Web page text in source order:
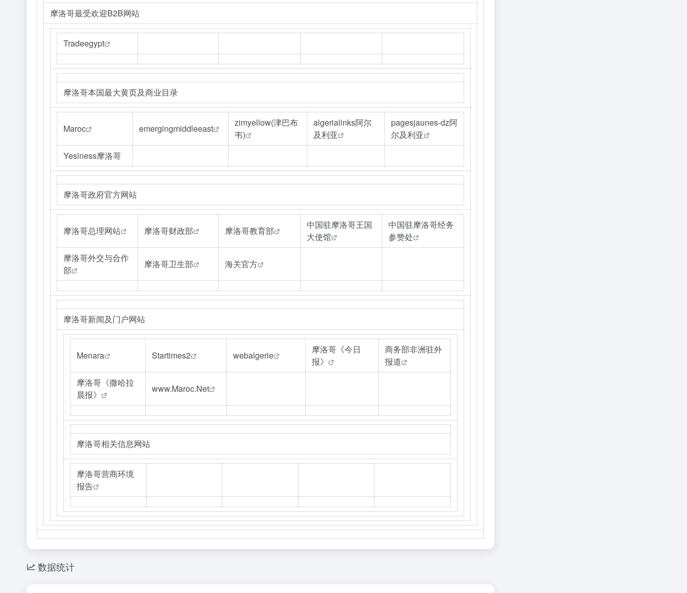
摩洛哥最受欢迎B2B网站
Tradeegypt
摩洛哥本国最大黄页及商业目录
Maroc emergingmiddleeast
zimyellow(津巴布
韦)
algerialinks阿尔
及利亚
pagesjaunes-dz阿
尔及利亚
Yesiness摩洛哥
摩洛哥政府官方网站
摩洛哥总理网站 摩洛哥财政部 摩洛哥教育部
中国驻摩洛哥王国
大使馆
中国驻摩洛哥经务
参赞处
摩洛哥外交与合作
部
摩洛哥卫生部 海关官方
摩洛哥新闻及门户网站
Menara Startimes2 webalgerie
摩洛哥《今日
报》
商务部非洲驻外
报道
摩洛哥《撒哈拉
晨报》
www.Maroc.Net
摩洛哥相关信息网站
摩洛哥营商环境
报告
数据统计